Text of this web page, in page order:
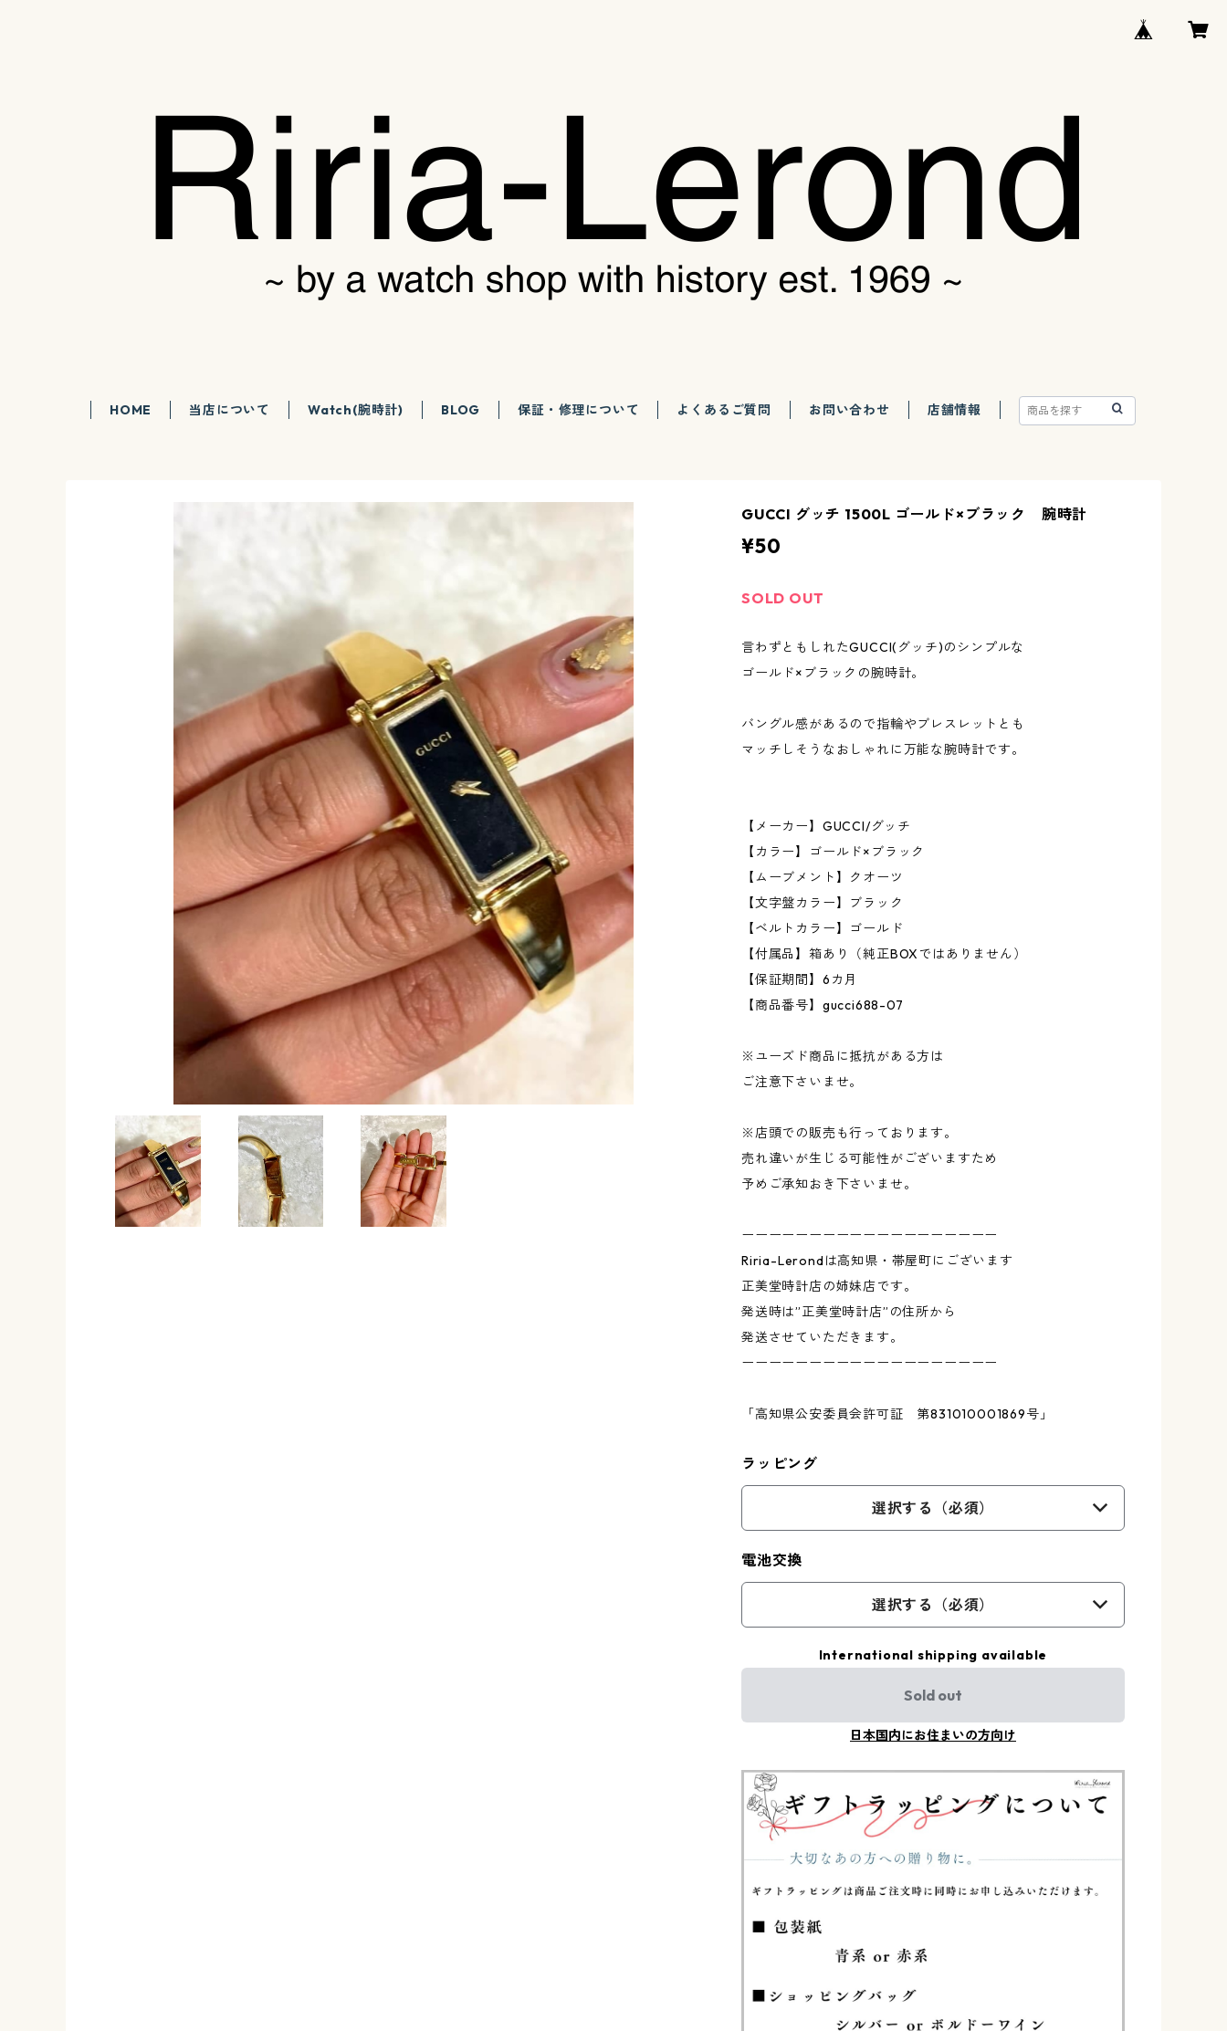
HOME 当店について Watch(腕時計) BLOG 保証・修理について よくあるご質問 お問い合わせ 店舗情報
GUCCI グッチ 1500L ゴールド×ブラック 腕時計
¥50
SOLD OUT
言わずともしれたGUCCI(グッチ)のシンプルな
ゴールド×ブラックの腕時計。
バングル感があるので指輪やブレスレットとも
マッチしそうなおしゃれに万能な腕時計です。
【メーカー】GUCCI/グッチ
【カラー】ゴールド×ブラック
【ムーブメント】クオーツ
【文字盤カラー】ブラック
【ベルトカラー】ゴールド
【付属品】箱あり（純正BOXではありません）
【保証期間】6カ月
【商品番号】gucci688-07
※ユーズド商品に抵抗がある方は
ご注意下さいませ。
※店頭での販売も行っております。
売れ違いが生じる可能性がございますため
予めご承知おき下さいませ。
ーーーーーーーーーーーーーーーーーーー
Riria-Lerondは高知県・帯屋町にございます
正美堂時計店の姉妹店です。
発送時は”正美堂時計店”の住所から
発送させていただきます。
ーーーーーーーーーーーーーーーーーーー
「高知県公安委員会許可証 第831010001869号」
ラッピング
選択する（必須）
電池交換
選択する（必須）
International shipping available
Sold out
日本国内にお住まいの方向け